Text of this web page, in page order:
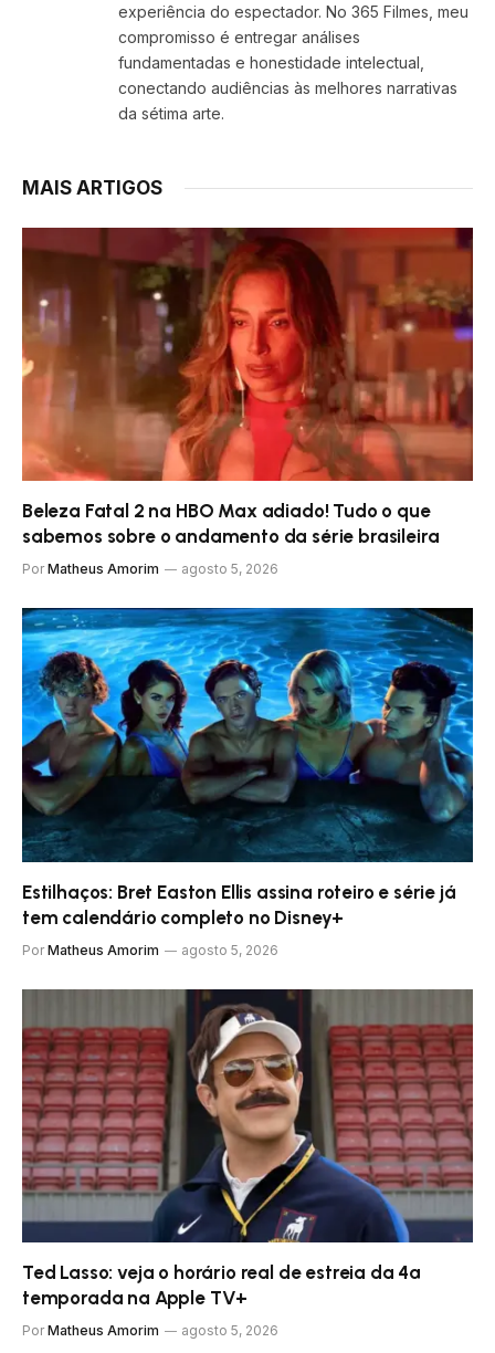
experiência do espectador. No 365 Filmes, meu
compromisso é entregar análises
fundamentadas e honestidade intelectual,
conectando audiências às melhores narrativas
da sétima arte.
MAIS ARTIGOS
Beleza Fatal 2 na HBO Max adiado! Tudo o que
sabemos sobre o andamento da série brasileira
Por Matheus Amorim agosto 5, 2026
Estilhaços: Bret Easton Ellis assina roteiro e série já
tem calendário completo no Disney+
Por Matheus Amorim agosto 5, 2026
Ted Lasso: veja o horário real de estreia da 4ª
temporada na Apple TV+
Por Matheus Amorim agosto 5, 2026